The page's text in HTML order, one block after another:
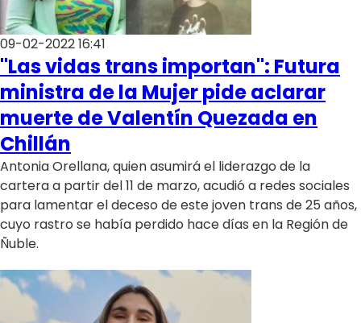
09-02-2022 16:41
"Las vidas trans importan": Futura
ministra de la Mujer pide aclarar
muerte de Valentín Quezada en
Chillán
Antonia Orellana, quien asumirá el liderazgo de la
cartera a partir del 11 de marzo, acudió a redes sociales
para lamentar el deceso de este joven trans de 25 años,
cuyo rastro se había perdido hace días en la Región de
Ñuble.